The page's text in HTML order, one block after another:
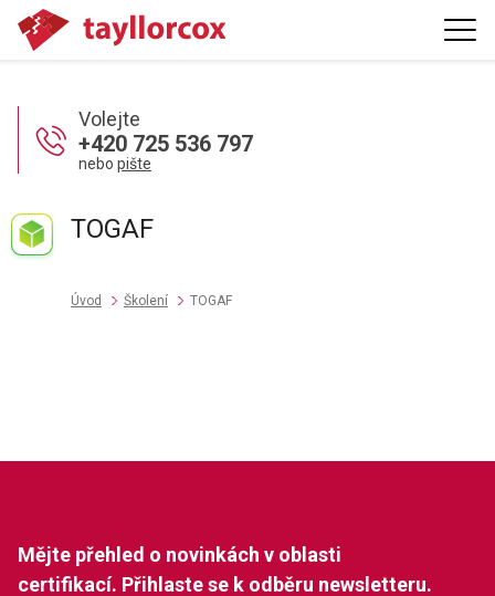
TOGAF
Úvod Školení TOGAF
Volejte
+420 725 536 797
nebo pište
Mějte přehled o novinkách v oblasti
certifikací. Přihlaste se k odběru newsletteru.